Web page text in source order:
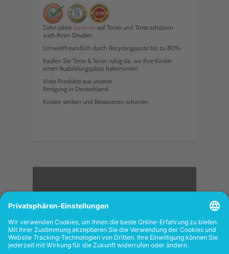
Zehn Jahre Garantie auf Toner und Tinte schützen
auch Ihren Drucker.
Umweltfreundlich durch Recyclingquote bis zu 80%.
Kaufen Sie Tinte & Toner ruhig da, wo Ihre Kinder
einen Ausbildungsplatz bekommen!
Viele Produkte aus unserer
Fertigung in Deutschland.
Kosten senken und Ressourcen schonen.
<
FOLGEN SIE UNS